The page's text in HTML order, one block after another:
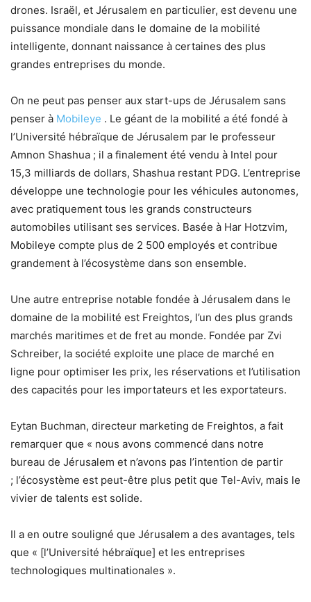
drones. Israël, et Jérusalem en particulier, est devenu une
puissance mondiale dans le domaine de la mobilité
intelligente, donnant naissance à certaines des plus
grandes entreprises du monde.
On ne peut pas penser aux start-ups de Jérusalem sans
penser à Mobileye . Le géant de la mobilité a été fondé à
l’Université hébraïque de Jérusalem par le professeur
Amnon Shashua ; il a finalement été vendu à Intel pour
15,3 milliards de dollars, Shashua restant PDG. L’entreprise
développe une technologie pour les véhicules autonomes,
avec pratiquement tous les grands constructeurs
automobiles utilisant ses services. Basée à Har Hotzvim,
Mobileye compte plus de 2 500 employés et contribue
grandement à l’écosystème dans son ensemble.
Une autre entreprise notable fondée à Jérusalem dans le
domaine de la mobilité est Freightos, l’un des plus grands
marchés maritimes et de fret au monde. Fondée par Zvi
Schreiber, la société exploite une place de marché en
ligne pour optimiser les prix, les réservations et l’utilisation
des capacités pour les importateurs et les exportateurs.
Eytan Buchman, directeur marketing de Freightos, a fait
remarquer que « nous avons commencé dans notre
bureau de Jérusalem et n’avons pas l’intention de partir
; l’écosystème est peut-être plus petit que Tel-Aviv, mais le
vivier de talents est solide.
Il a en outre souligné que Jérusalem a des avantages, tels
que « [l’Université hébraïque] et les entreprises
technologiques multinationales ».